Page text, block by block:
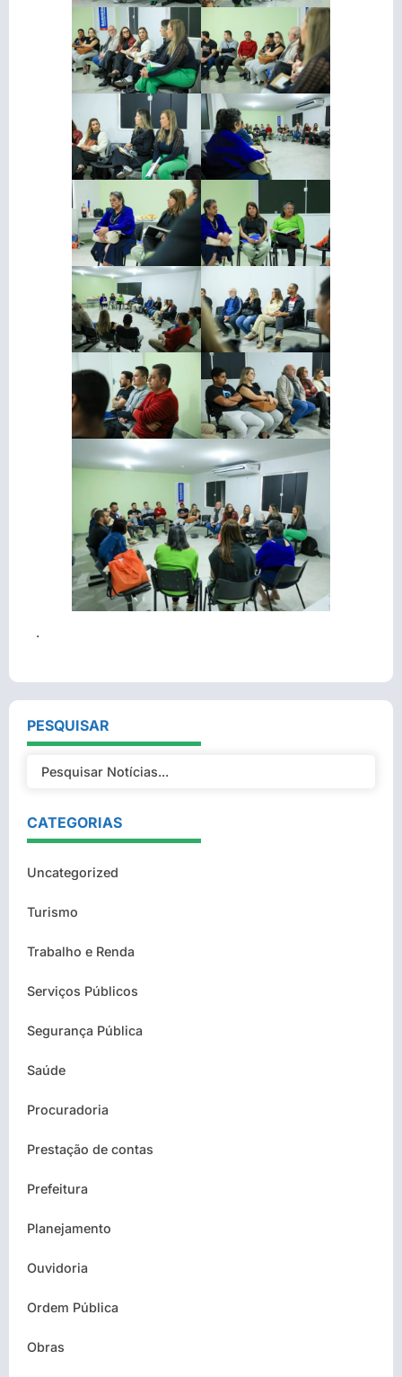
.
PESQUISAR
CATEGORIAS
Uncategorized
Turismo
Trabalho e Renda
Serviços Públicos
Segurança Pública
Saúde
Procuradoria
Prestação de contas
Prefeitura
Planejamento
Ouvidoria
Ordem Pública
Obras